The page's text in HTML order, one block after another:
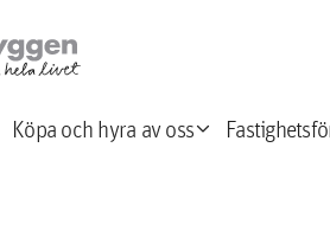
Köpa och hyra av ossexpand_more